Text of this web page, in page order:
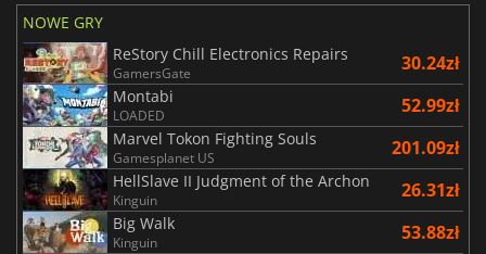
NOWE GRY
ReStory Chill Electronics Repairs
GamersGate 30.24zł
Montabi
LOADED 52.99zł
Marvel Tokon Fighting Souls
Gamesplanet US 201.09zł
HellSlave II Judgment of the Archon
Kinguin 26.31zł
Big Walk
Kinguin 53.88zł